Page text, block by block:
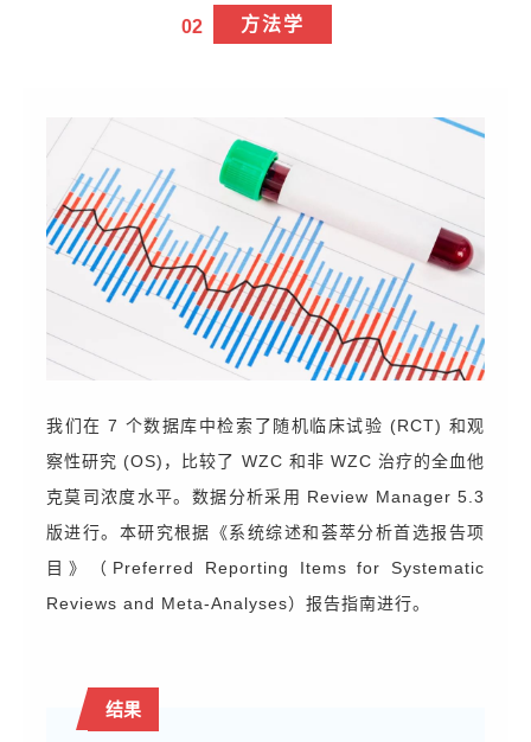
02 方法学
我们在 7 个数据库中检索了随机临床试验 (RCT) 和观
察性研究 (OS)，比较了 WZC 和非 WZC 治疗的全血他
克莫司浓度水平。数据分析采用 Review Manager 5.3
版进行。本研究根据《系统综述和荟萃分析首选报告项
目》（Preferred Reporting Items for Systematic
Reviews and Meta-Analyses）报告指南进行。
结果